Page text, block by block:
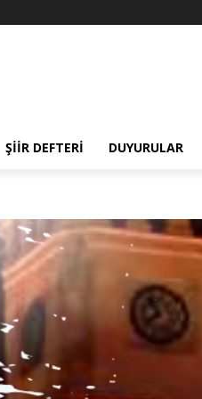
ŞIIR DEFTERI DUYURULAR